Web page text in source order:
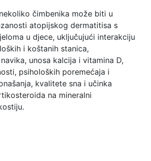
čimbenika može biti u
atopijskog dermatitisa s
u djece, uključujući interakciju
i koštanih stanica,
unosa kalcija i vitamina D,
psiholoških poremećaja i
kvalitete sna i učinka
na mineralni